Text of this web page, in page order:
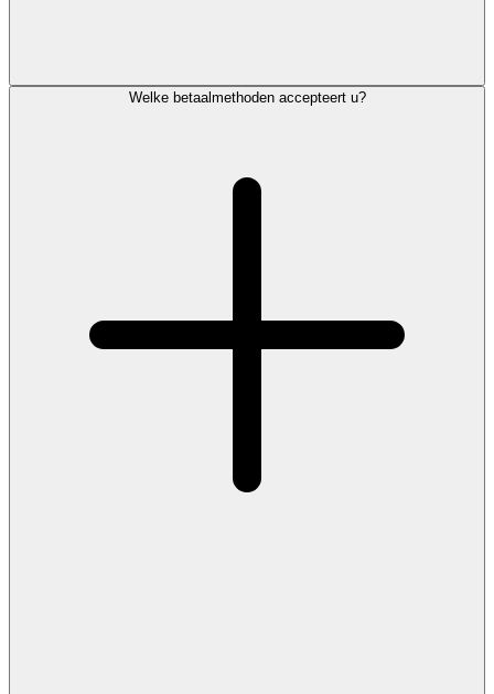
Welke betaalmethoden accepteert u?